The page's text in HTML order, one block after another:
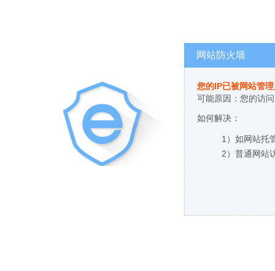
网站防火墙
您的IP已被网站管
可能原因：您的访
如何解决：
1）如网站托
2）普通网站